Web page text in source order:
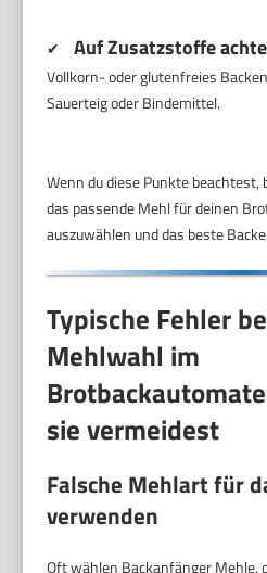
✔ Auf Zusatzstoffe
Vollkorn- oder glutenfreies
Sauerteig oder Bindemittel.
Wenn du diese Punkte
das passende Mehl für deinen
auszuwählen und das beste
Typische Fehler
Mehlwahl im
sie vermeidest
Falsche Mehlart für
verwenden
Oft wählen Backanfänger Mehle,